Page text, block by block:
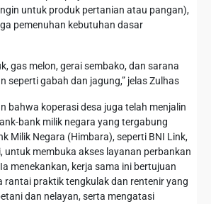
untuk produk pertanian atau pangan),
pemenuhan kebutuhan dasar
gas melon, gerai sembako, dan sarana
seperti gabah dan jagung,” jelas Zulhas
bahwa koperasi desa juga telah menjalin
bank milik negara yang tergabung
Milik Negara (Himbara), seperti BNI Link,
untuk membuka akses layanan perbankan
menekankan, kerja sama ini bertujuan
rantai praktik tengkulak dan rentenir yang
dan nelayan, serta mengatasi